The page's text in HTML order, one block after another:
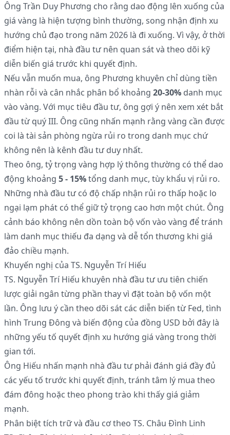
Ông Trần Duy Phương cho rằng dao động lên xuống của
giá vàng là hiện tượng bình thường, song nhận định xu
hướng chủ đạo trong năm 2026 là đi xuống. Vì vậy, ở thời
điểm hiện tại, nhà đầu tư nên quan sát và theo dõi kỹ
diễn biến giá trước khi quyết định.
Nếu vẫn muốn mua, ông Phương khuyên chỉ dùng tiền
nhàn rỗi và cân nhắc phân bổ khoảng 20-30% danh mục
vào vàng. Với mục tiêu đầu tư, ông gợi ý nên xem xét bắt
đầu từ quý III. Ông cũng nhấn mạnh rằng vàng cần được
coi là tài sản phòng ngừa rủi ro trong danh mục chứ
không nên là kênh đầu tư duy nhất.
Theo ông, tỷ trọng vàng hợp lý thông thường có thể dao
động khoảng 5 - 15%tổng danh mục, tùy khẩu vị rủi ro.
Những nhà đầu tư có độ chấp nhận rủi ro thấp hoặc lo
ngại lạm phát có thể giữ tỷ trọng cao hơn một chút. Ông
cảnh báo không nên dồn toàn bộ vốn vào vàng để tránh
làm danh mục thiếu đa dạng và dễ tổn thương khi giá
đảo chiều mạnh.
Khuyến nghị của TS. Nguyễn Trí Hiếu
TS. Nguyễn Trí Hiếu khuyên nhà đầu tư ưu tiên chiến
lược giải ngân từng phần thay vì đặt toàn bộ vốn một
lần. Ông lưu ý cần theo dõi sát các diễn biến từ Fed, tình
hình Trung Đông và biến động của đồng USD bởi đây là
những yếu tố quyết định xu hướng giá vàng trong thời
gian tới.
Ông Hiếu nhấn mạnh nhà đầu tư phải đánh giá đầy đủ
các yếu tố trước khi quyết định, tránh tâm lý mua theo
đám đông hoặc theo phong trào khi thấy giá giảm
mạnh.
Phân biệt tích trữ và đầu cơ theo TS. Châu Đình Linh